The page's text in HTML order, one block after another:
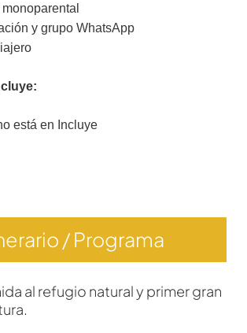
y grupo WhatsApp
está en Incluye
/ Programa
al refugio natural y primer gran